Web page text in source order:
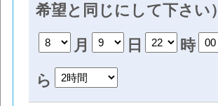
希望と同じにして下さい）
月
日 時
ら